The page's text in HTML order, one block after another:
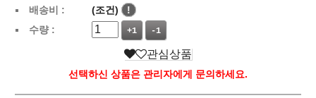
배송비 :
(조건)
!
수량 :
+1 -1
관심상품
선택하신 상품은 관리자에게 문의하세요.